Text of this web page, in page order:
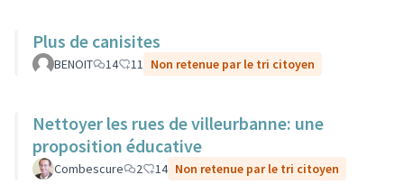
Plus de canisites
BENOIT 14 11 Non retenue par le tri citoyen
Nettoyer les rues de villeurbanne: une
proposition éducative
Combescure 2 14 Non retenue par le tri citoyen